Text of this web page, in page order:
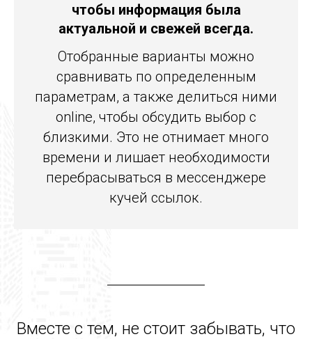
чтобы информация была
актуальной и свежей всегда.
Отобранные варианты можно
сравнивать по определенным
параметрам, а также делиться ними
online, чтобы обсудить выбор с
близкими. Это не отнимает много
времени и лишает необходимости
перебрасываться в мессенджере
кучей ссылок.
Вместе с тем, не стоит забывать, что